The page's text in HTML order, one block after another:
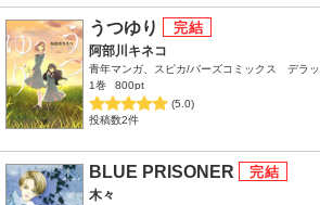
うつゆり
阿部川キネコ
青年マンガ、スピカ/バーズコミックス デラッ
1巻
800pt
(5.0)
投稿数2件
BLUE PRISONER
木々